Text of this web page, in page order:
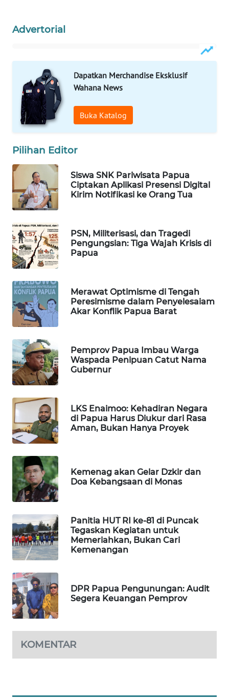
Advertorial
Dapatkan Merchandise Eksklusif
Wahana News
Buka Katalog
Pilihan Editor
Siswa SNK Pariwisata Papua
Ciptakan Aplikasi Presensi Digital
Kirim Notifikasi ke Orang Tua
PSN, Militerisasi, dan Tragedi
Pengungsian: Tiga Wajah Krisis di
Papua
Merawat Optimisme di Tengah
Peresimisme dalam Penyelesaiam
Akar Konflik Papua Barat
Pemprov Papua Imbau Warga
Waspada Penipuan Catut Nama
Gubernur
LKS Enaimoo: Kehadiran Negara
di Papua Harus Diukur dari Rasa
Aman, Bukan Hanya Proyek
Kemenag akan Gelar Dzkir dan
Doa Kebangsaan di Monas
Panitia HUT RI ke-81 di Puncak
Tegaskan Kegiatan untuk
Memeriahkan, Bukan Cari
Kemenangan
DPR Papua Pengunungan: Audit
Segera Keuangan Pemprov
KOMENTAR
WAHANA
WAHANA
PERSONA
WAHANA
OTOMOTIF
WAHANA
HEALTH
WAHANA
DESA
WISATA
LAPAK
WAHANA
Wahana
Network
KONSUMEN
LISTRIK
MASYARAKAT
KELISTRIKAN
WALINKI
MAWAKA
ID
MARTABAT
NET
PLN
WATCH
MKLI
LPKKI
LKKI
KOPEKLIN
PORTAL